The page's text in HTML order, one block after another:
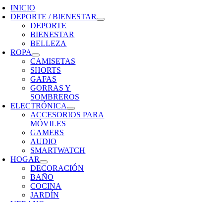
INICIO
DEPORTE / BIENESTAR
DEPORTE
BIENESTAR
BELLEZA
ROPA
CAMISETAS
SHORTS
GAFAS
GORRAS Y
SOMBREROS
ELECTRÓNICA
ACCESORIOS PARA
MÓVILES
GAMERS
AUDIO
SMARTWATCH
HOGAR
DECORACIÓN
BAÑO
COCINA
JARDÍN